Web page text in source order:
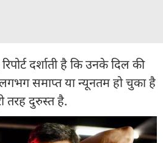
दर्शाती है कि उनके दिल की
समाप्त या न्यूनतम हो चुका है
तरह दुरुस्त है.